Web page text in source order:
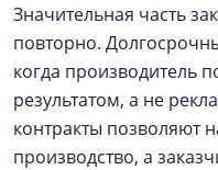
Значительная часть
повторно.
когда производитель
результатом, а не
контракты позволяют
производство, а